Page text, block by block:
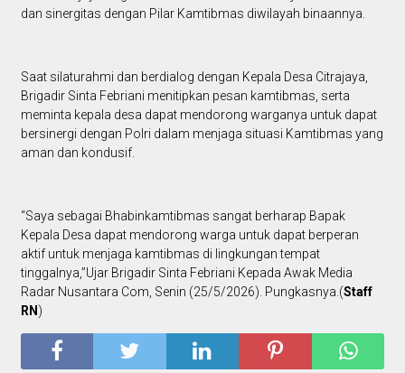
dan sinergitas dengan Pilar Kamtibmas diwilayah binaannya.
Saat silaturahmi dan berdialog dengan Kepala Desa Citrajaya,
Brigadir Sinta Febriani menitipkan pesan kamtibmas, serta
meminta kepala desa dapat mendorong warganya untuk dapat
bersinergi dengan Polri dalam menjaga situasi Kamtibmas yang
aman dan kondusif.
“Saya sebagai Bhabinkamtibmas sangat berharap Bapak
Kepala Desa dapat mendorong warga untuk dapat berperan
aktif untuk menjaga kamtibmas di lingkungan tempat
tinggalnya,”Ujar Brigadir Sinta Febriani Kepada Awak Media
Radar Nusantara Com, Senin (25/5/2026). Pungkasnya.(Staff
RN )